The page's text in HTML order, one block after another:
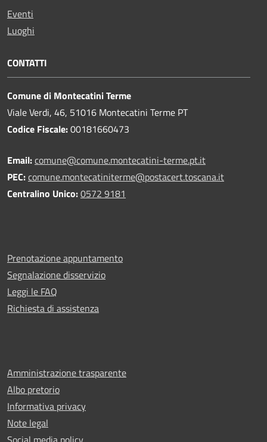
Eventi
Luoghi
CONTATTI
Comune di Montecatini Terme
Viale Verdi, 46, 51016 Montecatini Terme PT
Codice Fiscale:00181660473
Email:comune@comune.montecatini-terme.pt.it
PEC:comune.montecatiniterme@postacert.toscana.it
Centralino Unico:0572 9181
Prenotazione appuntamento
Segnalazione disservizio
Leggi le FAQ
Richiesta di assistenza
Amministrazione trasparente
Albo pretorio
Informativa privacy
Note legal